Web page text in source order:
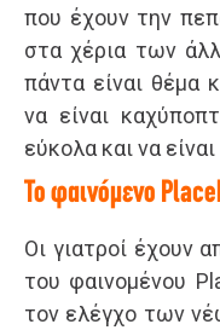
που έχουν την
στα χέρια των
πάντα είναι θέμα
να είναι
εύκολα και να
Το φαινόμενο
Οι γιατροί έχουν
του φαινομένου
τον ελέγχο των